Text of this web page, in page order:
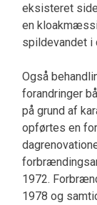
eksisteret
en
spildevandet i
Også
forandringer
på grund af
opførtes en
1972.
1978 og